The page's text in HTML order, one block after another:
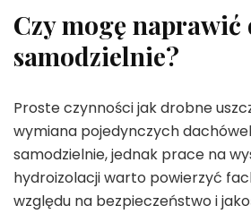
Czy mogę naprawić
samodzielnie?
Proste czynności jak drobne
wymiana pojedynczych
samodzielnie, jednak prace na
hydroizolacji warto powierzyć
względu na bezpieczeństwo i